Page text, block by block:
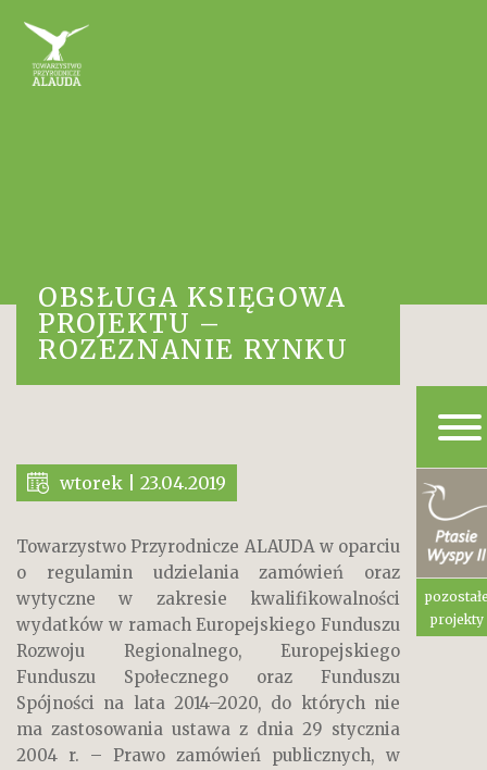
projekty
OBSŁUGA KSIĘGOWA
PROJEKTU –
ROZEZNANIE RYNKU
wtorek | 23.04.2019
Towarzystwo Przyrodnicze ALAUDA w oparciu
o regulamin udzielania zamówień oraz
wytyczne w zakresie kwalifikowalności
wydatków w ramach Europejskiego Funduszu
Rozwoju Regionalnego, Europejskiego
Funduszu Społecznego oraz Funduszu
Spójności na lata 2014–2020, do których nie
ma zastosowania ustawa z dnia 29 stycznia
2004 r. – Prawo zamówień publicznych, w